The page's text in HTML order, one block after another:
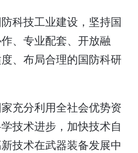
科技工业建设，坚持国
、专业配套、开放融
、布局合理的国防科研
充分利用全社会优势资
技术进步，加快技术自
技术在武器装备发展中